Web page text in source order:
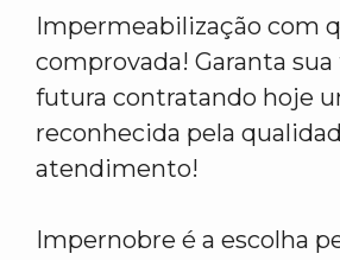
Impermeabilização com
comprovada! Garanta
futura contratando hoje
reconhecida pela
atendimento!
Impernobre é a escolha